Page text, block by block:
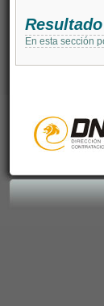
En esta sección